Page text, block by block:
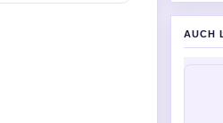
AUCH